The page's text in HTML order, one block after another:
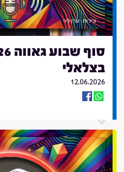
בצלאלי
12.06.2026